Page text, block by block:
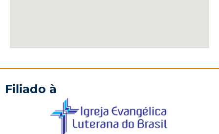
Filiado à